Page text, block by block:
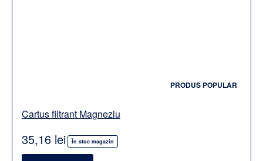
PRODUS POPULAR
Cartus filtrant Magneziu
În stoc magazin
35,16 lei